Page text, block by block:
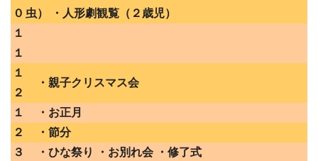
０ 虫） ・人形劇観覧（２歳児）
１
１
１
２
・親子クリスマス会
１
・お正月
２
・節分
３
・ひな祭り ・お別れ会 ・修了式